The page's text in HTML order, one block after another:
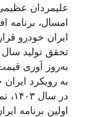
علیمردان
ایران خودرو
به‌روز آوری
به رویکرد
در
اولین برنامه